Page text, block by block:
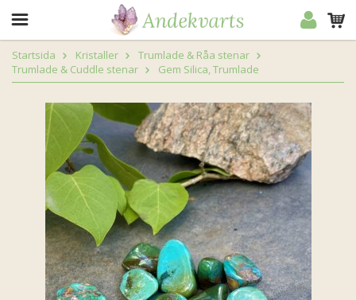
Startsida Kristaller
Trumlade & Råa stenar
Trumlade & Cuddle stenar
Gem Silica, Trumlade